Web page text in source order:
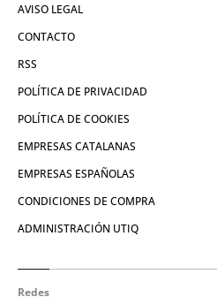
AVISO LEGAL
CONTACTO
RSS
POLÍTICA DE PRIVACIDAD
POLÍTICA DE COOKIES
EMPRESAS CATALANAS
EMPRESAS ESPAÑOLAS
CONDICIONES DE COMPRA
ADMINISTRACIÓN UTIQ
Redes